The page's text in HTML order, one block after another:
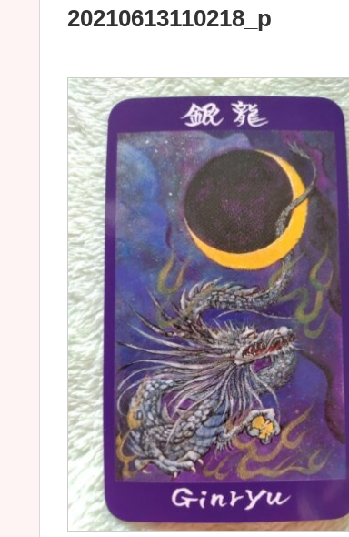
20210613110218_p